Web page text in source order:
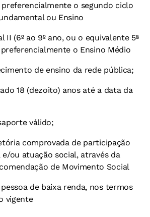
preferencialmente o segundo ciclo
ou Ensino
II (6º ao 9º ano, ou o equivalente 5ª
preferencialmente o Ensino Médio
de ensino da rede pública;
18 (dezoito) anos até a data da
válido;
comprovada de participação
ou atuação social, através da
de Movimento Social
de baixa renda, nos termos
vigente